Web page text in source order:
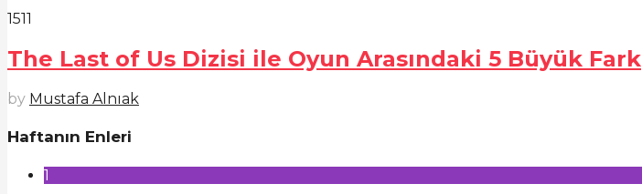
1511
The Last of Us Dizisi ile Oyun Arasındaki 5 Büyük Fark
by Mustafa Alnıak
Haftanın Enleri
1